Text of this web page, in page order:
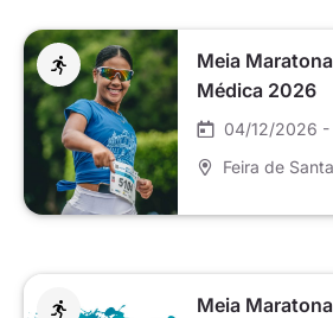
Meia
Médica 2026
04/12/2026
Feira de
Meia